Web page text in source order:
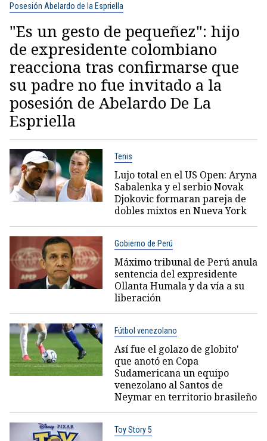
Posesión Abelardo de la Espriella
"Es un gesto de pequeñez": hijo
de expresidente colombiano
reacciona tras confirmarse que
su padre no fue invitado a la
posesión de Abelardo De La
Espriella
Tenis
Lujo total en el US Open: Aryna
Sabalenka y el serbio Novak
Djokovic formaran pareja de
dobles mixtos en Nueva York
Gobierno de Perú
Máximo tribunal de Perú anula
sentencia del expresidente
Ollanta Humala y da vía a su
liberación
Fútbol venezolano
Así fue el golazo de globito'
que anotó en Copa
Sudamericana un equipo
venezolano al Santos de
Neymar en territorio brasileño
Toy Story 5